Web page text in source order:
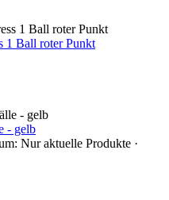
1 Ball roter Punkt
- gelb
Nur aktuelle Produkte ·